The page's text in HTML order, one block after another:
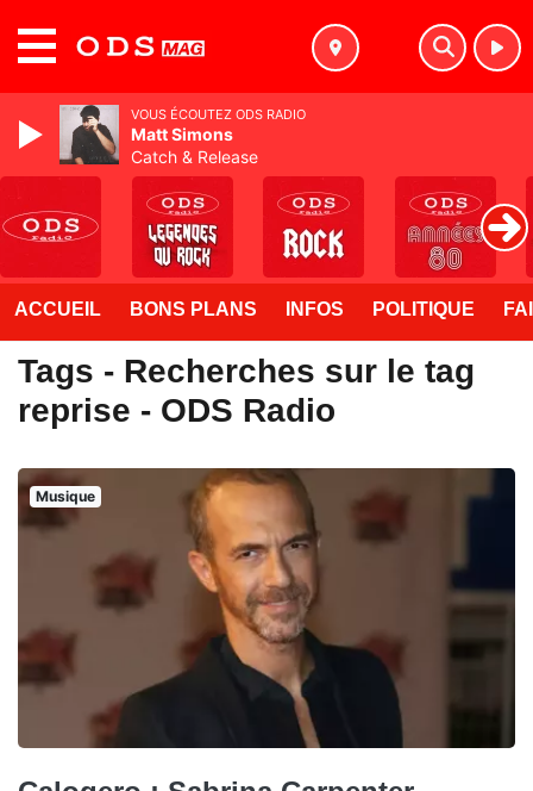
ACCUEIL BONS PLANS INFOS POLITIQUE
Tags - Recherches sur le tag
reprise - ODS Radio
Musique
VOUS ÉCOUTEZ ODS RADIO
Matt Simons
Catch & Release